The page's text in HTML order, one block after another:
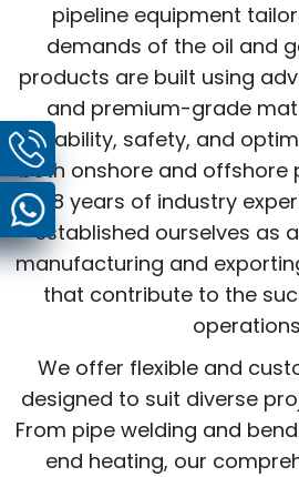
pipeline equipment
demands of the oil and
products are built using
and premium-grade
durability, safety, and
both onshore and offshore
8 years of industry
established ourselves as
manufacturing and
that contribute to the
We offer flexible and
designed to suit diverse
From pipe welding and
end heating, our